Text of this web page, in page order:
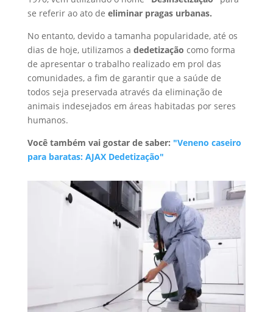
se referir ao ato de eliminar pragas urbanas.
No entanto, devido a tamanha popularidade, até os
dias de hoje, utilizamos a dedetização como forma
de apresentar o trabalho realizado em prol das
comunidades, a fim de garantir que a saúde de
todos seja preservada através da eliminação de
animais indesejados em áreas habitadas por seres
humanos.
Você também vai gostar de saber: "Veneno caseiro
para baratas: AJAX Dedetização"